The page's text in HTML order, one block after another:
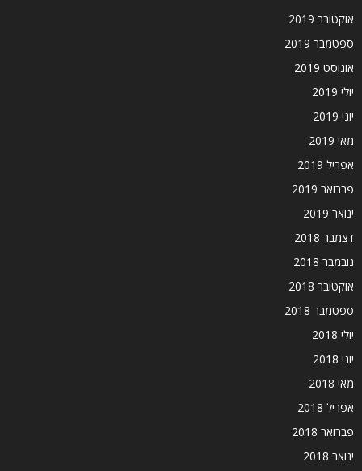
אוקטובר 2019
ספטמבר 2019
אוגוסט 2019
יולי 2019
יוני 2019
מאי 2019
אפריל 2019
פברואר 2019
ינואר 2019
דצמבר 2018
נובמבר 2018
אוקטובר 2018
ספטמבר 2018
יולי 2018
יוני 2018
מאי 2018
אפריל 2018
פברואר 2018
ינואר 2018